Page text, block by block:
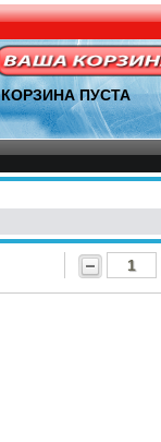
КОРЗИНА ПУСТА